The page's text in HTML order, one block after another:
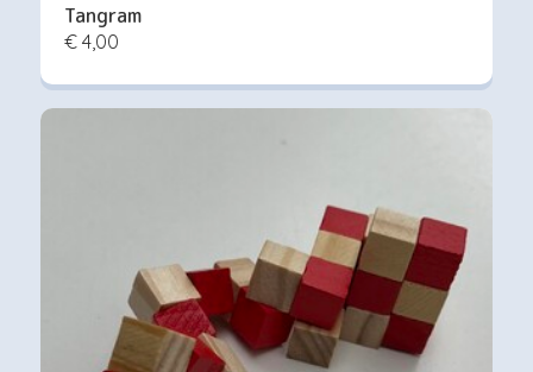
Tangram
€ 4,00